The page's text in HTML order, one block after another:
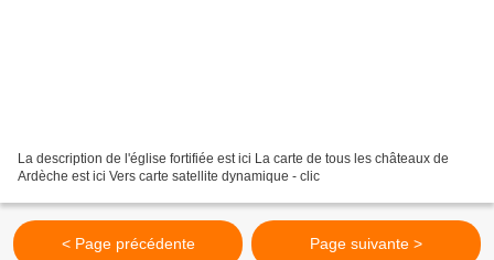
La description de l'église fortifiée est ici La carte de tous les châteaux de
Ardèche est ici Vers carte satellite dynamique - clic
< Page précédente Page suivante >